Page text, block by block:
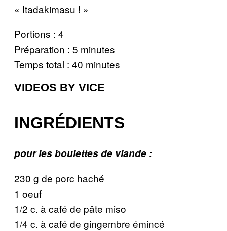
« Itadakimasu ! »
Portions : 4
Préparation : 5 minutes
Temps total : 40 minutes
VIDEOS BY VICE
INGRÉDIENTS
pour les boulettes de viande :
230 g de porc haché
1 oeuf
1/2 c. à café de pâte miso
1/4 c. à café de gingembre émincé